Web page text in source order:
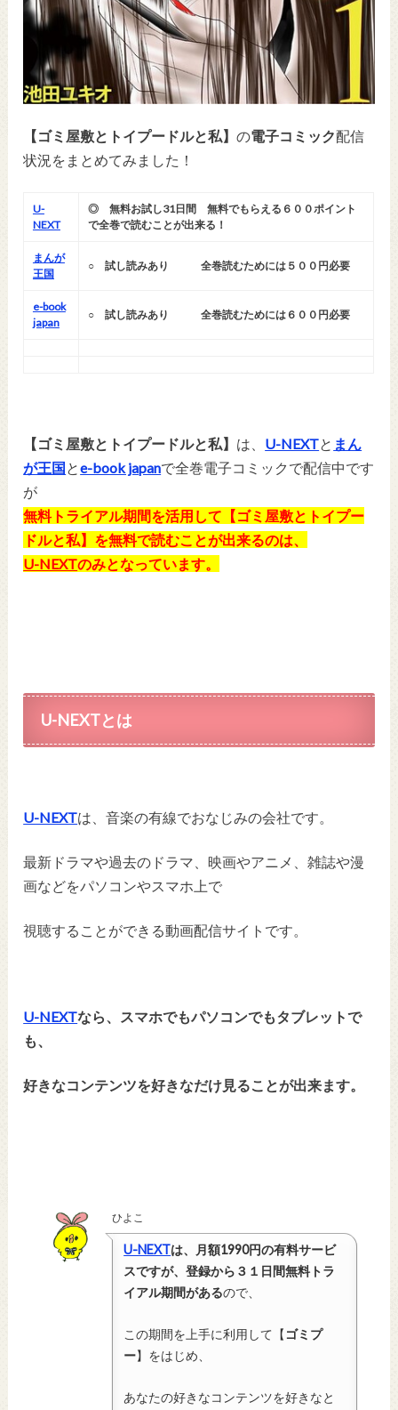
【ゴミ屋敷とトイプードルと私】の電子コミック配信
状況をまとめてみました！
U-
NEXT
◎ 無料お試し31日間 無料でもらえる６００ポイント
で全巻で読むことが出来る！
まんが
王国
○ 試し読みあり 全巻読むためには５００円必要
e-book
japan
○ 試し読みあり 全巻読むためには６００円必要
【ゴミ屋敷とトイプードルと私】 は、 U-NEXTと まん
が王国とe-book japanで全巻電子コミックで配信中です
が
無料トライアル期間を活用して【ゴミ屋敷とトイプー
ドルと私】を無料で読むことが出来るのは、
U-NEXTのみとなっています。
U-NEXTとは
U-NEXTは、音楽の有線でおなじみの会社です。
最新ドラマや過去のドラマ、映画やアニメ、雑誌や漫
画などをパソコンやスマホ上で
視聴することができる動画配信サイトです。
U-NEXTなら、スマホでもパソコンでもタブレットで
も、
好きなコンテンツを好きなだけ見ることが出来ます。
ひよこ
U-NEXTは、月額1990円の有料サービ
スですが、登録から３１日間無料トラ
イアル期間があるので、
この期間を上手に利用して【 ゴミプ
ー】をはじめ、
あなたの好きなコンテンツを好きなと